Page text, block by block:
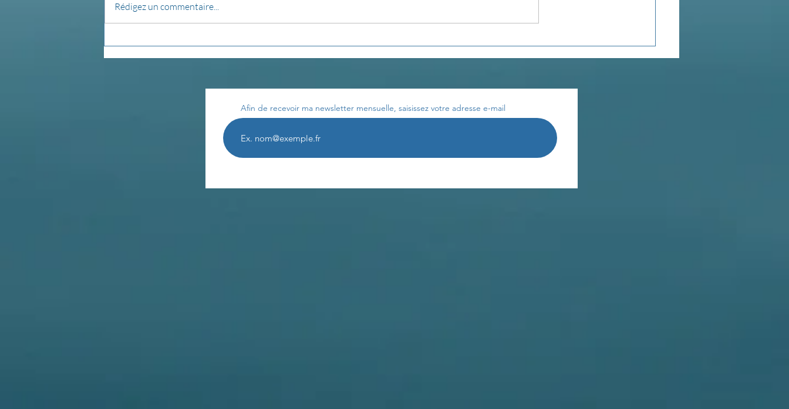
La pensée du jour... La pensée du jour... La pensée du jour...
Rédigez un commentaire...
Afin de recevoir ma newsletter mensuelle, saisissez votre adresse e-mail